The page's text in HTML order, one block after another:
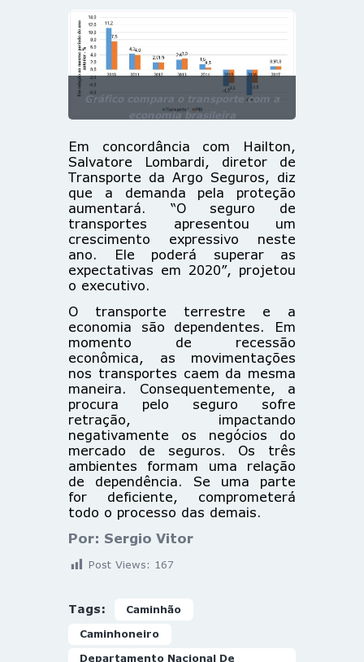
Gráfico compara o transporte com a
economia brasileira
Em concordância com Hailton,
Salvatore Lombardi, diretor de
Transporte da Argo Seguros, diz
que a demanda pela proteção
aumentará. “O seguro de
transportes apresentou um
crescimento expressivo neste
ano. Ele poderá superar as
expectativas em 2020”, projetou
o executivo.
O transporte terrestre e a
economia são dependentes. Em
momento de recessão
econômica, as movimentações
nos transportes caem da mesma
maneira. Consequentemente, a
procura pelo seguro sofre
retração, impactando
negativamente os negócios do
mercado de seguros. Os três
ambientes formam uma relação
de dependência. Se uma parte
for deficiente, comprometerá
todo o processo das demais.
Por: Sergio Vitor
Post Views: 167
Tags: Caminhão
Caminhoneiro
Departamento Nacional De